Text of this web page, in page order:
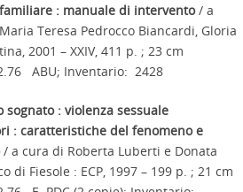
: manuale di intervento/ a
Teresa Pedrocco Biancardi, Gloria
2001 – XXIV, 411 p. ; 23 cm
ABU; Inventario: 2428
sognato : violenza sessuale
: caratteristiche del fenomeno e
/ a cura di Roberta Luberti e Donata
di Fiesole : ECP, 1997 – 199 p. ; 21 cm